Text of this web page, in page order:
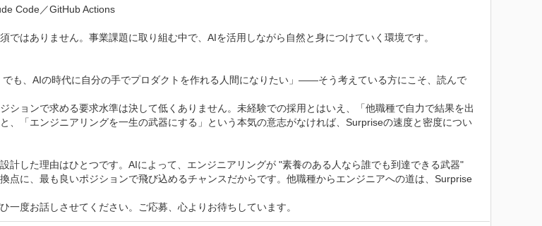
Code／GitHub Actions
ではありません。事業課題に取り組む中で、AIを活用しながら自然と身につけていく環境です。
も、AIの時代に自分の手でプロダクトを作れる人間になりたい」——そう考えている方にこそ、読んで
ションで求める要求水準は決して低くありません。未経験での採用とはいえ、「他職種で自力で結果を出
、「エンジニアリングを一生の武器にする」という本気の意志がなければ、Surpriseの速度と密度につい
計した理由はひとつです。AIによって、エンジニアリングが "素養のある人なら誰でも到達できる武器"
に、最も良いポジションで飛び込めるチャンスだからです。他職種からエンジニアへの道は、Surprise
一度お話しさせてください。ご応募、心よりお待ちしています。